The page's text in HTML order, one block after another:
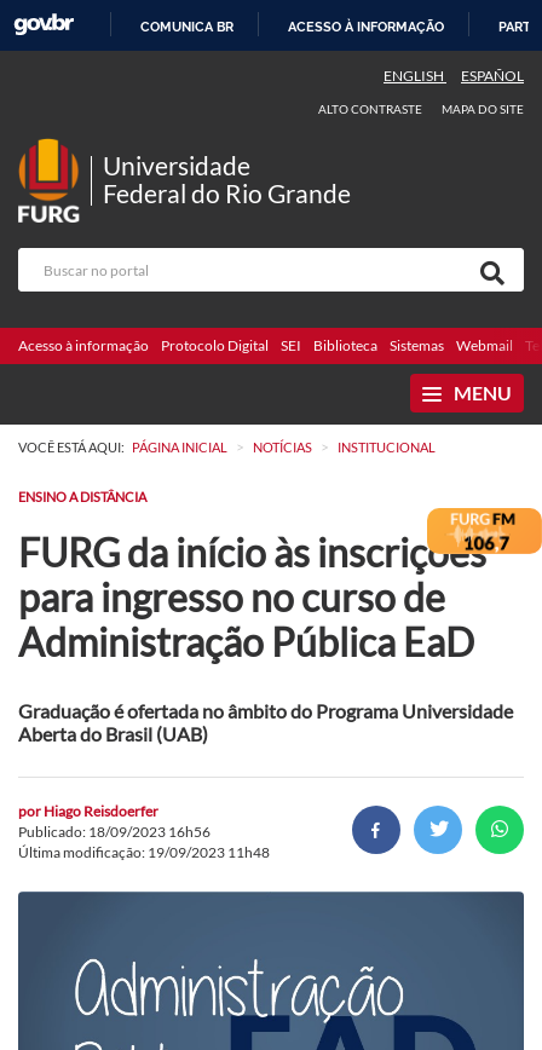
COMUNICA BR ACESSO À INFORMAÇÃO
ENGLISH ESPAÑOL
ALTO CONTRASTE MAPA DO SITE
Universidade
Federal do Rio Grande
Acesso à informação Protocolo Digital SEI Biblioteca Sistemas Webmail
MENU
VOCÊ ESTÁ AQUI: PÁGINA INICIAL > NOTÍCIAS > INSTITUCIONAL
ENSINO A DISTÂNCIA
FURG da início às inscrições
para ingresso no curso de
Administração Pública EaD
Graduação é ofertada no âmbito do Programa Universidade
Aberta do Brasil (UAB)
por Hiago Reisdoerfer
Publicado: 18/09/2023 16h56
Última modificação: 19/09/2023 11h48